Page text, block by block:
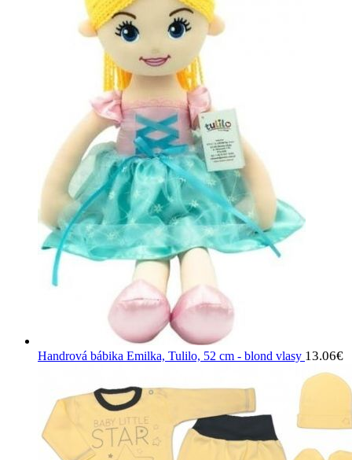
Handrová bábika Emilka, Tulilo, 52 cm - blond vlasy 13.06€